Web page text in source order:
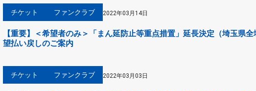
チケット ファンクラブ 2022年03月14日
【重要】＜希望者のみ＞「まん延防止等重点措置」延長決定（埼玉県
望払い戻しのご案内
チケット ファンクラブ 2022年03月03日